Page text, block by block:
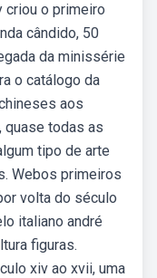
criou o primeiro
cândido, 50
da minissérie
o catálogo da
aos
todas as
tipo de arte
Webos primeiros
volta do século
italiano andré
figuras.
xiv ao xvii, uma